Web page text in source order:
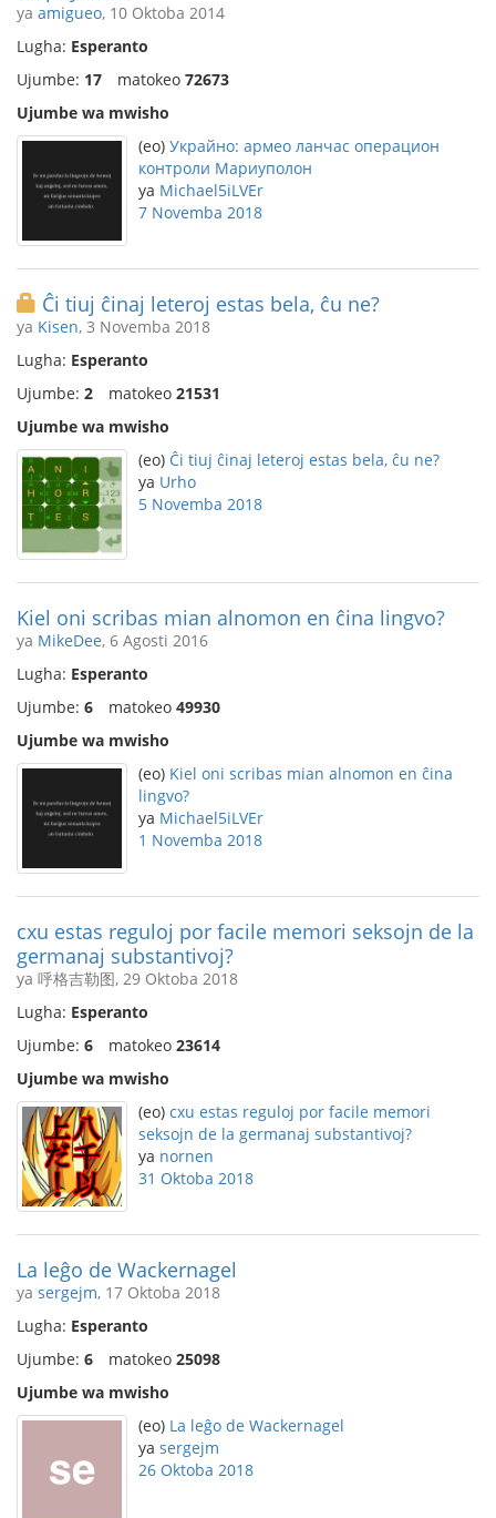
ya amigueo, 10 Oktoba 2014
Lugha: Esperanto
Ujumbe: 17 matokeo 72673
Ujumbe wa mwisho
(eo) Украйно: армео ланчас операцион
контроли Мариуполон
ya Michael5iLVEr
7 Novemba 2018
Ĉi tiuj ĉinaj leteroj estas bela, ĉu ne?
ya Kisen, 3 Novemba 2018
Lugha: Esperanto
Ujumbe: 2 matokeo 21531
Ujumbe wa mwisho
(eo) Ĉi tiuj ĉinaj leteroj estas bela, ĉu ne?
ya Urho
5 Novemba 2018
Kiel oni scribas mian alnomon en ĉina lingvo?
ya MikeDee, 6 Agosti 2016
Lugha: Esperanto
Ujumbe: 6 matokeo 49930
Ujumbe wa mwisho
(eo) Kiel oni scribas mian alnomon en ĉina
lingvo?
ya Michael5iLVEr
1 Novemba 2018
cxu estas reguloj por facile memori seksojn de la
germanaj substantivoj?
ya 呼格吉勒图, 29 Oktoba 2018
Lugha: Esperanto
Ujumbe: 6 matokeo 23614
Ujumbe wa mwisho
(eo) cxu estas reguloj por facile memori
seksojn de la germanaj substantivoj?
ya nornen
31 Oktoba 2018
La leĝo de Wackernagel
ya sergejm, 17 Oktoba 2018
Lugha: Esperanto
Ujumbe: 6 matokeo 25098
Ujumbe wa mwisho
(eo) La leĝo de Wackernagel
ya sergejm
26 Oktoba 2018